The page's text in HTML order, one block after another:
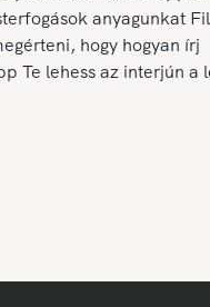
anyagunkat
hogy hogyan írj
Te lehess az interjún a